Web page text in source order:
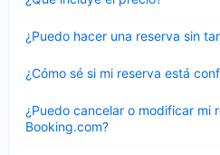
cerrado
¿Puedo hacer una reserva sin
cerrado
¿Cómo sé si mi reserva está
cerrado
¿Puedo cancelar o modificar mi
Booking.com?
cerrado